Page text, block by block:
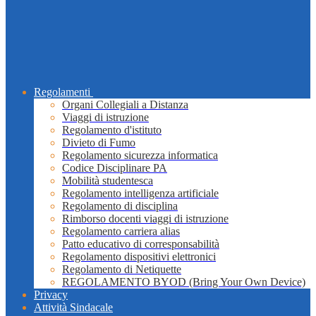
Regolamenti
Organi Collegiali a Distanza
Viaggi di istruzione
Regolamento d'istituto
Divieto di Fumo
Regolamento sicurezza informatica
Codice Disciplinare PA
Mobilità studentesca
Regolamento intelligenza artificiale
Regolamento di disciplina
Rimborso docenti viaggi di istruzione
Regolamento carriera alias
Patto educativo di corresponsabilità
Regolamento dispositivi elettronici
Regolamento di Netiquette
REGOLAMENTO BYOD (Bring Your Own Device)
Privacy
Attività Sindacale